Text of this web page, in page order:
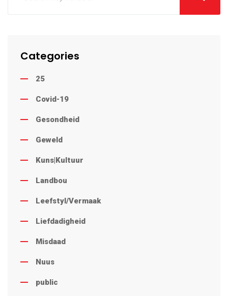
Categories
25
Covid-19
Gesondheid
Geweld
Kuns|Kultuur
Landbou
Leefstyl/Vermaak
Liefdadigheid
Misdaad
Nuus
public